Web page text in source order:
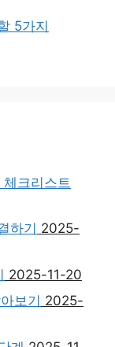
5가지
크리스트
하기 2025-
2025-11-20
보기 2025-